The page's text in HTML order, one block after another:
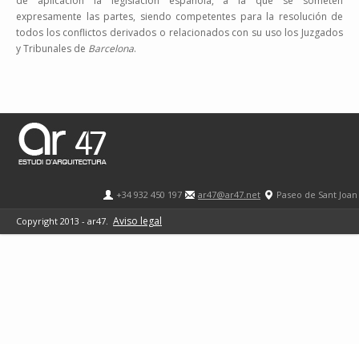
expresamente las partes, siendo competentes para la resolución de
todos los conflictos derivados o relacionados con su uso los Juzgados
y Tribunales de Barcelona.
+34 932 450 197 ar47@ar47.net Paseo de Sant
Copyright 2013 - ar47. Aviso legal